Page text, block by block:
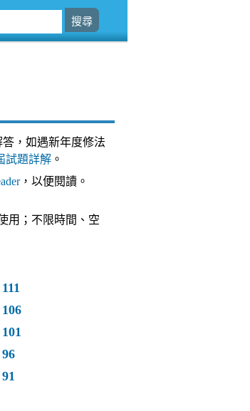
，如遇新年度修法
試題詳解。
，以便閱讀。
用；不限時間、空
111
106
101
96
91